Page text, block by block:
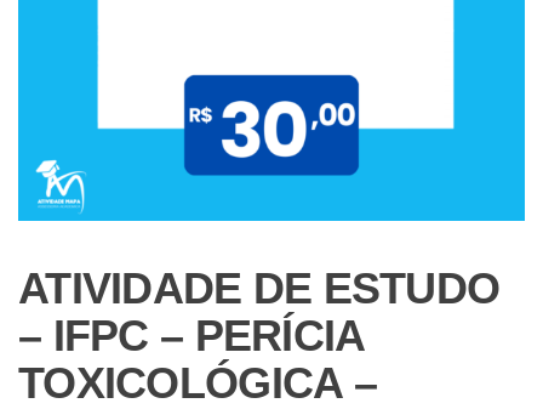
ATIVIDADE DE ESTUDO
– IFPC – PERÍCIA
TOXICOLÓGICA –